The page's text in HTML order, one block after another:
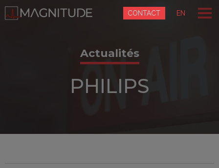
Panneau de gestion des cookies
CONTACT EN
Actualités
PHILIPS